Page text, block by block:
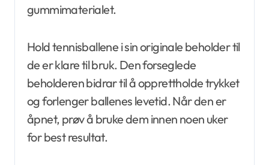
gummimaterialet.
Hold tennisballene i sin originale beholder til
de er klare til bruk. Den forseglede
beholderen bidrar til å opprettholde trykket
og forlenger ballenes levetid. Når den er
åpnet, prøv å bruke dem innen noen uker
for best resultat.